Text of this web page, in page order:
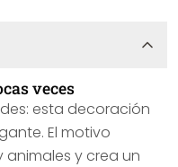
veces
esta decoración
El motivo
animales y crea un